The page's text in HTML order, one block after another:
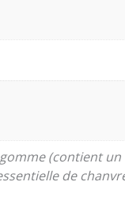
(contient
de